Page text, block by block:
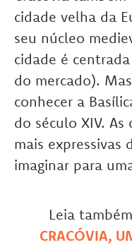
cidade velha da
seu núcleo
cidade é
do mercado).
conhecer a
do século XIV.
mais expressivas
imaginar para
Leia
CRACÓVIA,